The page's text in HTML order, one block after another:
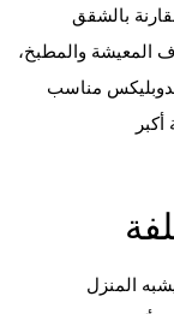
بالشقق
المعيشة والمطبخ،
مناسب
المنزل